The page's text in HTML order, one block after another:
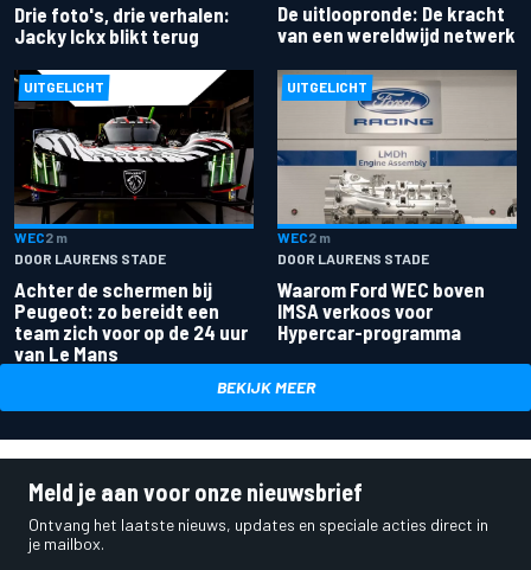
Drie foto's, drie verhalen:
Jacky Ickx blikt terug
De uitloopronde: De kracht
van een wereldwijd netwerk
UITGELICHT
WEC2 m
DOOR LAURENS STADE
Achter de schermen bij
Peugeot: zo bereidt een
team zich voor op de 24 uur
van Le Mans
UITGELICHT
WEC2 m
DOOR LAURENS STADE
Waarom Ford WEC boven
IMSA verkoos voor
Hypercar-programma
BEKIJK MEER
Meld je aan voor onze nieuwsbrief
Ontvang het laatste nieuws, updates en speciale acties direct in
je mailbox.